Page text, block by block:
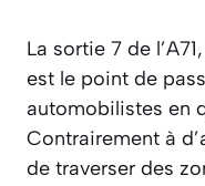
La sortie 7 de
est le point de
automobilistes en
Contrairement à
de traverser des